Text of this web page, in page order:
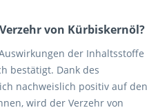
von Kürbiskernöl?
der Inhaltsstoffe
bestätigt. Dank des
nachweislich positiv auf den
wird der Verzehr von